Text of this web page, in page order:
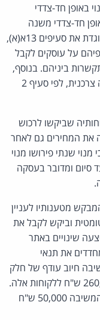
באופן חד-צדדי
חד-צדדי משנה
לשנה. המבקש טען כי התנהלות המשיבה נוגדת את סעיפים 13א(א),
הצרכן, לפיהם על עוסקים לקבל
ביניהם. בנוסף,
נטען כי התנהלות המשיבה עולה כדי הטעיה צרכנית, לפי סעיף 2
שביקשו לרכוש
את המחירים גם לאחר
שנתי פירושו מנוי
ומדובר בעסקה
מטענותיו לעניין
וביקש לקבל את
שינויים באתר
את תנאי
חיוב עודף של חלק
מלקוחותיה, מה שהוביל להשבה של כ-260,000 ש"ח ללקוחות אלה.
הצדדים הסכימו כי כנגד ההסתלקות תשלם המשיבה 50,000 ש"ח